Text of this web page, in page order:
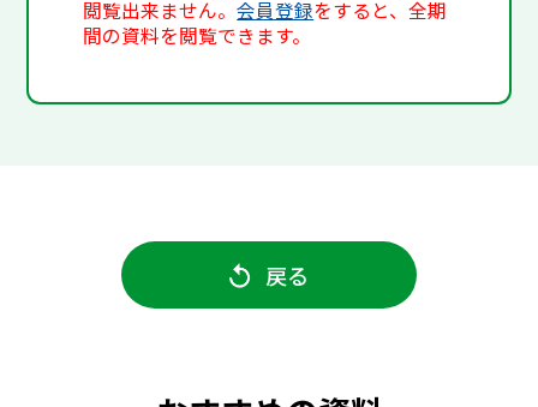
閲覧出来ません。会員登録をすると、全期
間の資料を閲覧できます。
戻る